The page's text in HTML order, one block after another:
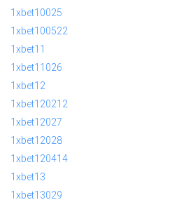
1xbet10025
1xbet100522
1xbet11
1xbet11026
1xbet12
1xbet120212
1xbet12027
1xbet12028
1xbet120414
1xbet13
1xbet13029